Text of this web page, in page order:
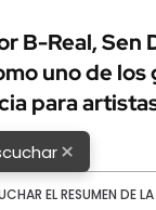
B-Real, Sen
uno de
para
×
EL RESUMEN DE